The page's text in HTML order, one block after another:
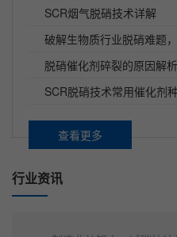
SCR烟气脱硝技术详解
破解生物质行业脱硝难题
法
脱硝催化剂碎裂的原因解
SCR脱硝技术常用催化剂
查看更多
行业资讯
同时，生产也加快的前
染的不断加剧，为了控制
放的硬性要求，必须按照